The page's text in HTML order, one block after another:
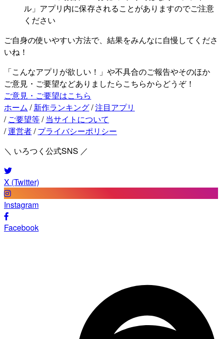
ル」アプリ内に保存されることがありますのでご注意
ください
ご自身の使いやすい方法で、結果をみんなに自慢してくださ
いね！
「こんなアプリが欲しい！」や不具合のご報告やそのほか
ご意見・ご要望などありましたらこちらからどうぞ！
ご意見・ご要望はこちら
ホーム / 新作ランキング/注目アプリ
/ ご要望等/ 当サイトについて
/運営者/ プライバシーポリシー
＼ いろつく公式SNS ／
X (Twitter)
Instagram
Facebook